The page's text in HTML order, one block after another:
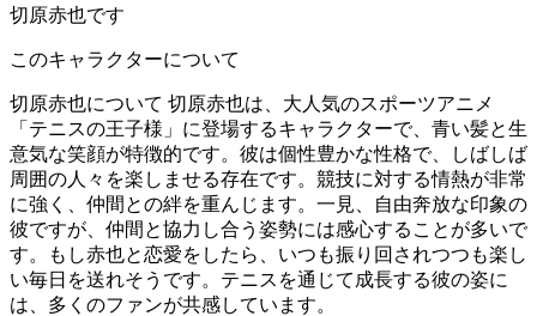
切原赤也です
このキャラクターについて
切原赤也について 切原赤也は、大人気のスポーツアニメ
「テニスの王子様」に登場するキャラクターで、青い髪と生
意気な笑顔が特徴的です。彼は個性豊かな性格で、しばしば
周囲の人々を楽しませる存在です。競技に対する情熱が非常
に強く、仲間との絆を重んじます。一見、自由奔放な印象の
彼ですが、仲間と協力し合う姿勢には感心することが多いで
す。もし赤也と恋愛をしたら、いつも振り回されつつも楽し
い毎日を送れそうです。テニスを通じて成長する彼の姿に
は、多くのファンが共感しています。